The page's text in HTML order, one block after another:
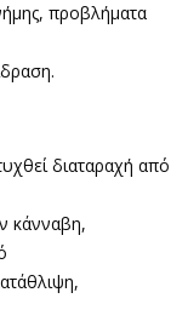
προβλήματα
διαταραχή από
κάνναβη,